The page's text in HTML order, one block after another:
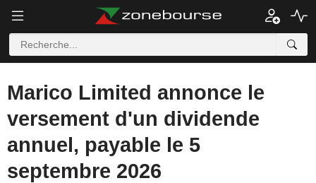
Marico Limited annonce le
versement d'un dividende
annuel, payable le 5
septembre 2026